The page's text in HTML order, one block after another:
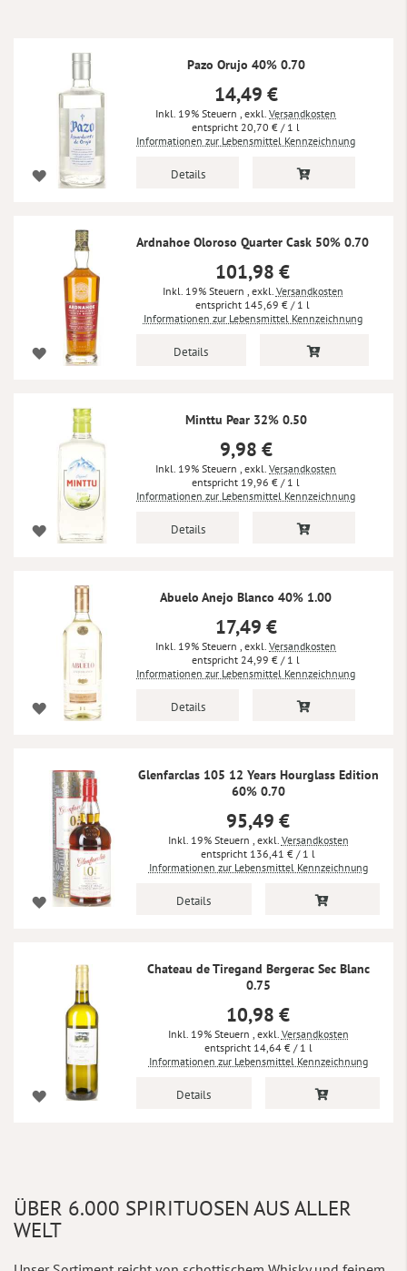
Pazo Orujo 40% 0.70
14,49 €
Inkl. 19% Steuern exkl. Versandkosten
20,70 € / 1 l
Informationen zur Lebensmittel Kennzeichnung
Details
Ardnahoe Oloroso Quarter Cask 50% 0.70
101,98 €
Inkl. 19% Steuern exkl. Versandkosten
145,69 € / 1 l
Informationen zur Lebensmittel Kennzeichnung
Details
Minttu Pear 32% 0.50
9,98 €
Inkl. 19% Steuern exkl. Versandkosten
19,96 € / 1 l
Informationen zur Lebensmittel Kennzeichnung
Details
Abuelo Anejo Blanco 40% 1.00
17,49 €
Inkl. 19% Steuern exkl. Versandkosten
24,99 € / 1 l
Informationen zur Lebensmittel Kennzeichnung
Details
Glenfarclas 105 12 Years Hourglass Edition
60% 0.70
95,49 €
Inkl. 19% Steuern exkl. Versandkosten
136,41 € / 1 l
Informationen zur Lebensmittel Kennzeichnung
Details
Chateau de Tiregand Bergerac Sec Blanc
0.75
10,98 €
Inkl. 19% Steuern exkl. Versandkosten
14,64 € / 1 l
Informationen zur Lebensmittel Kennzeichnung
Details
ÜBER 6.000 SPIRITUOSEN AUS ALLER
WELT